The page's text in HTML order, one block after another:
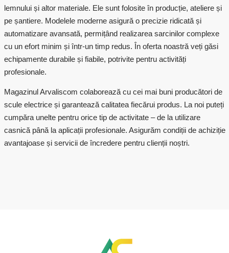
lemnului și altor materiale. Ele sunt folosite în producție, ateliere și
pe șantiere. Modelele moderne asigură o precizie ridicată și
automatizare avansată, permițând realizarea sarcinilor complexe
cu un efort minim și într-un timp redus. În oferta noastră veți găsi
echipamente durabile și fiabile, potrivite pentru activități
profesionale.
Magazinul Arvaliscom colaborează cu cei mai buni producători de
scule electriceși garantează calitatea fiecărui produs. La noi puteți
cumpăra unelte pentru orice tip de activitate – de la utilizare
casnică până la aplicații profesionale. Asigurăm condiții de achiziție
avantajoase și servicii de încredere pentru clienții noștri.